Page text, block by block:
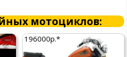
мотоциклов:
196000р.*